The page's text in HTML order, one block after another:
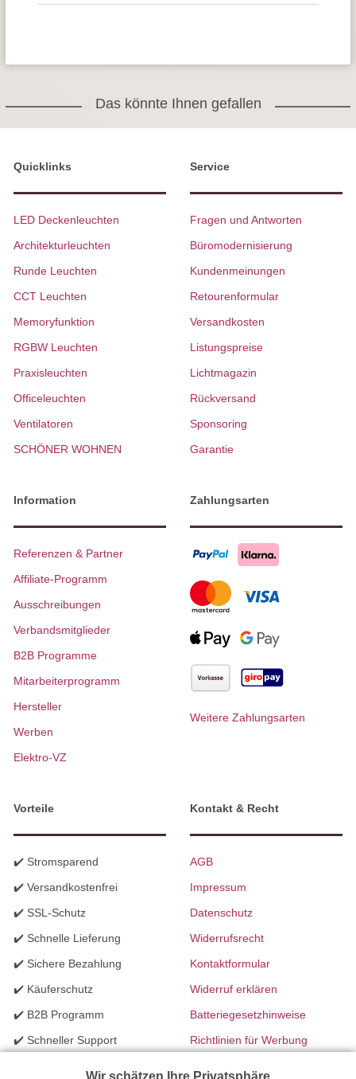
Das könnte Ihnen gefallen
Quicklinks
LED Deckenleuchten
Architekturleuchten
Runde Leuchten
CCT Leuchten
Memoryfunktion
RGBW Leuchten
Praxisleuchten
Officeleuchten
Ventilatoren
SCHÖNER WOHNEN
Service
Fragen und Antworten
Büromodernisierung
Kundenmeinungen
Retourenformular
Versandkosten
Listungspreise
Lichtmagazin
Rückversand
Sponsoring
Garantie
Information
Referenzen & Partner
Affiliate-Programm
Ausschreibungen
Verbandsmitglieder
B2B Programme
Mitarbeiterprogramm
Hersteller
Werben
Elektro-VZ
Zahlungsarten
Weitere Zahlungsarten
Vorteile
✔️ Stromsparend
✔️ Versandkostenfrei
✔️ SSL-Schutz
✔️ Schnelle Lieferung
✔️ Sichere Bezahlung
✔️ Käuferschutz
✔️ B2B Programm
✔️ Schneller Support
Kontakt & Recht
AGB
Impressum
Datenschutz
Widerrufsrecht
Kontaktformular
Widerruf erklären
Batteriegesetzhinweise
Richtlinien für Werbung
Wir schätzen Ihre Privatsphäre